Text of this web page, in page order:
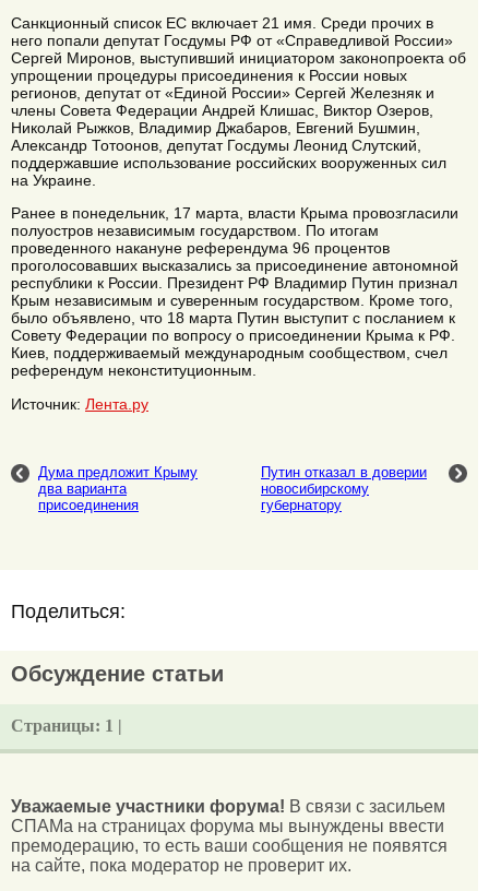
Санкционный список ЕС включает 21 имя. Среди прочих в
него попали депутат Госдумы РФ от «Справедливой России»
Сергей Миронов, выступивший инициатором законопроекта об
упрощении процедуры присоединения к России новых
регионов, депутат от «Единой России» Сергей Железняк и
члены Совета Федерации Андрей Клишас, Виктор Озеров,
Николай Рыжков, Владимир Джабаров, Евгений Бушмин,
Александр Тотоонов, депутат Госдумы Леонид Слутский,
поддержавшие использование российских вооруженных сил
на Украине.
Ранее в понедельник, 17 марта, власти Крыма провозгласили
полуостров независимым государством. По итогам
проведенного накануне референдума 96 процентов
проголосовавших высказались за присоединение автономной
республики к России. Президент РФ Владимир Путин признал
Крым независимым и суверенным государством. Кроме того,
было объявлено, что 18 марта Путин выступит с посланием к
Совету Федерации по вопросу о присоединении Крыма к РФ.
Киев, поддерживаемый международным сообществом, счел
референдум неконституционным.
Источник: Лента.ру
Дума предложит Крыму
два варианта
присоединения
Путин отказал в доверии
новосибирскому
губернатору
Поделиться:
Обсуждение статьи
Страницы: 1 |
Уважаемые участники форума! В связи с засильем
СПАМа на страницах форума мы вынуждены ввести
премодерацию, то есть ваши сообщения не появятся
на сайте, пока модератор не проверит их.